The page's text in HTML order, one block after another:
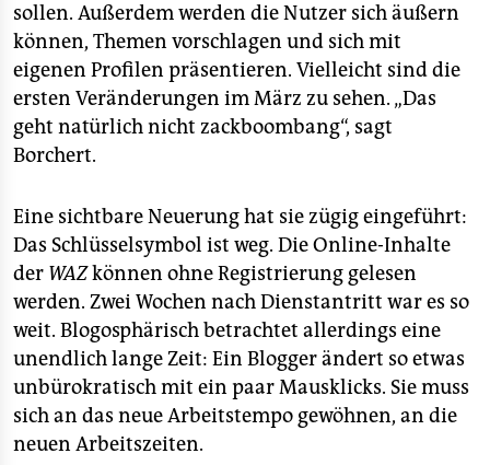
sollen. Außerdem werden die Nutzer sich äußern
können, Themen vorschlagen und sich mit
eigenen Profilen präsentieren. Vielleicht sind die
ersten Veränderungen im März zu sehen. „Das
geht natürlich nicht zackboombang“, sagt
Borchert.
Eine sichtbare Neuerung hat sie zügig eingeführt:
Das Schlüsselsymbol ist weg. Die Online-Inhalte
der WAZkönnen ohne Registrierung gelesen
werden. Zwei Wochen nach Dienstantritt war es so
weit. Blogosphärisch betrachtet allerdings eine
unendlich lange Zeit: Ein Blogger ändert so etwas
unbürokratisch mit ein paar Mausklicks. Sie muss
sich an das neue Arbeitstempo gewöhnen, an die
neuen Arbeitszeiten.